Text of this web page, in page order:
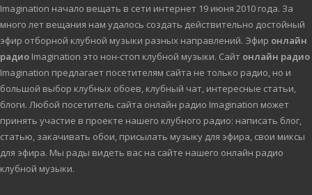
Imagination начало вещать в сети интернет 19 июня 2010 года. За
много лет вещания нам удалось создать действительно достойный
эфир отборной клубной музыки разных направлений. Эфир онлайн
радио Imagination это нон-стоп клубной музыки. Сайт онлайн радио
Imagination предлагает посетителям сайта не только радио, но и
большой выбор клубных обоев, клубный чат, интересные статьи,
блоги. Любой посетитель сайта онлайн радио Imagination может
принять участие в проекте нашего клубного радио: написать блог,
статью, закачивать обои, присылать музыку для эфира, свои миксы
для эфира. Мы рады видеть вас на сайте нашего онлайн радио
клубной музыки.